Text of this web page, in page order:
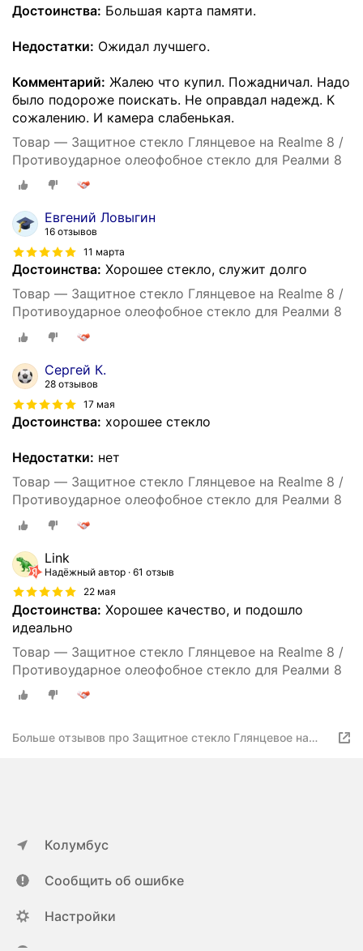
Достоинства: Большая карта памяти.
Недостатки: Ожидал лучшего.
Комментарий: Жалею что купил. Пожадничал. Надо
было подороже поискать. Не оправдал надежд. К
сожалению. И камера слабенькая.
Товар — Защитное стекло Глянцевое на Realme 8 /
Противоударное олеофобное стекло для Реалми 8
Евгений Ловыгин
16 отзывов
11 марта
Достоинства: Хорошее стекло, служит долго
Товар — Защитное стекло Глянцевое на Realme 8 /
Противоударное олеофобное стекло для Реалми 8
Сергей К.
28 отзывов
17 мая
Достоинства: хорошее стекло
Недостатки: нет
Товар — Защитное стекло Глянцевое на Realme 8 /
Противоударное олеофобное стекло для Реалми 8
Link
Надёжный автор 61 отзыв
22 мая
Достоинства: Хорошее качество, и подошло
идеально
Товар — Защитное стекло Глянцевое на Realme 8 /
Противоударное олеофобное стекло для Реалми 8
Больше отзывов про Защитное стекло Глянцевое на
Колумбус
Сообщить об ошибке
Настройки